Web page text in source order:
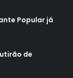
comércio, nos
frisou.
Popular já
de